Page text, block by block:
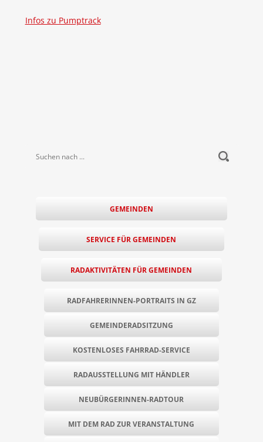
Infos zu Pumptrack
GEMEINDEN
SERVICE FÜR GEMEINDEN
RADAKTIVITÄTEN FÜR GEMEINDEN
RADFAHRERINNEN-PORTRAITS IN GZ
GEMEINDERADSITZUNG
KOSTENLOSES FAHRRAD-SERVICE
RADAUSSTELLUNG MIT HÄNDLER
NEUBÜRGERINNEN-RADTOUR
MIT DEM RAD ZUR VERANSTALTUNG